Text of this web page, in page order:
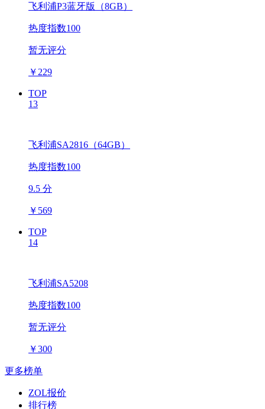
飞利浦P3蓝牙版（8GB）
热度指数100
暂无评分
￥ 229
TOP
13
飞利浦SA2816（64GB）
热度指数100
9.5 分
￥ 569
TOP
14
飞利浦SA5208
热度指数100
暂无评分
￥300
更多榜单
ZOL报价
排行榜